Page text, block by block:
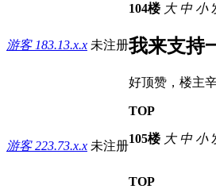
游客 183.13.x.x 未注册
104楼 大 中 小
我来支持
好顶赞，楼主
TOP
游客223.73.x.x 未注册
105楼 大 中 小
TOP